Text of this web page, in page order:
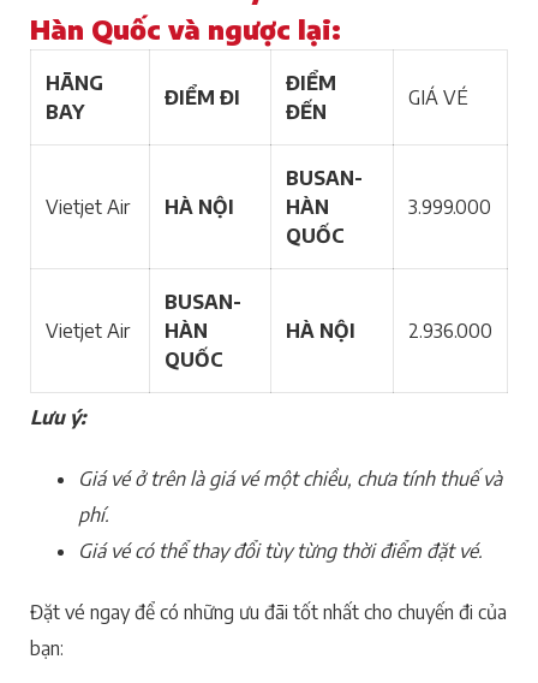
Hàn Quốc và ngược lại:
HÃNG
BAY
ĐIỂM ĐI
ĐIỂM
ĐẾN
GIÁ VÉ
Vietjet Air HÀ NỘI
BUSAN-
HÀN
QUỐC
3.999.000
Vietjet Air
BUSAN-
HÀN
QUỐC
HÀ NỘI 2.936.000
Lưu ý:
Giá vé ở trên là giá vé một chiều, chưa tính thuế và
phí.
Giá vé có thể thay đổi tùy từng thời điểm đặt vé.
Đặt vé ngay để có những ưu đãi tốt nhất cho chuyến đi của
bạn: